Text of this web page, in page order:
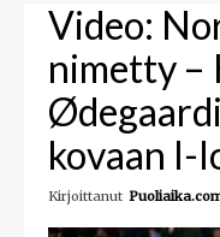
Video:
nimetty –
kovaan I-
Kirjoittanut